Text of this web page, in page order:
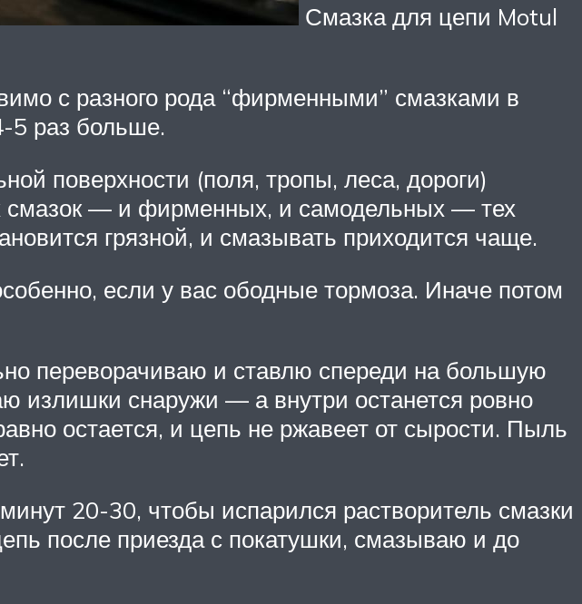
Смазка для цепи Motul
с разного рода “фирменными” смазками в
5 раз больше.
поверхности (поля, тропы, леса, дороги)
смазок — и фирменных, и самодельных — тех
грязной, и смазывать приходится чаще.
если у вас ободные тормоза. Иначе потом
переворачиваю и ставлю спереди на большую
излишки снаружи — а внутри останется ровно
остается, и цепь не ржавеет от сырости. Пыль
20-30, чтобы испарился растворитель смазки
после приезда с покатушки, смазываю и до